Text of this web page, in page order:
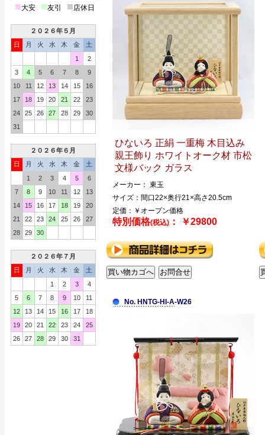
■大安 ■友引 ■店休日
２０２６年５月
日
月 火 水 木 金
土
1
2
3
4 5 6 7 8
9
10
11 12 13 14 15
16
17
18 19 20 21 22
23
24
25 26 27 28 29
30
31
２０２６年６月
日
月 火 水 木 金
土
1
2 3 4 5
6
7
8 9 10 11 12
13
14
15 16 17 18 19
20
21
22 23 24 25 26
27
28
29 30
２０２６年７月
日
月 火 水 木 金
土
1
2 3
4
5
6 7 8 9 10
11
12
13 14 15 16 17
18
19
20 21 22 23 24
25
26
27 28 29 30 31
ひないろ 正絹 一重梅 木目込み
親王飾り ホワイトオーク材 市松
文様バック ガラス
メーカー： 東玉
サイズ：間口22×奥行21×高さ20.5cm
定価：￥オープン価格
特別価格(税込)： ￥29800
No. HNTG-HI-A-W26